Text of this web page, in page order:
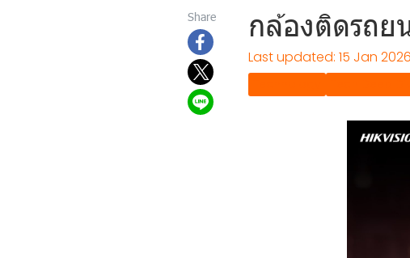
Share กล้องติดรถย
Last updated: 15 Jan 2026